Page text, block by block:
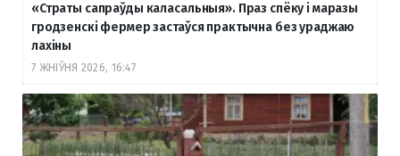
«Страты сапраўды каласальныя». Праз спёку і маразы
гродзенскі фермер застаўся практычна без ураджаю
лахіны
7 ЖНІЎНЯ 2026, 16:47